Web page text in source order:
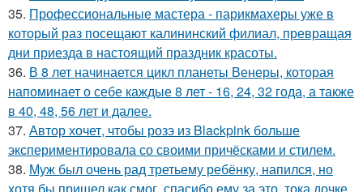
35. Профессиональные мастера - парикмахеры уже в
который раз посещают калининский филиал, превращая
дни приезда в настоящий праздник красоты.
36. В 8 лет начинается цикл планеты Венеры, которая
напоминает о себе каждые 8 лет - 16, 24, 32 года, а также
в 40, 48, 56 лет и далее.
37. Автор хочет, чтобы розэ из Blackpink больше
экспериментировала со своими причёсками и стилем.
38. Муж был очень рад третьему ребёнку, напился, но
хотя бы пришел как смог, спасибо ему за это, тока дочке